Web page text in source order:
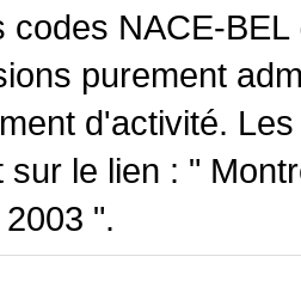
codes NACE-
purement
d'activité.
sur le lien : "
".